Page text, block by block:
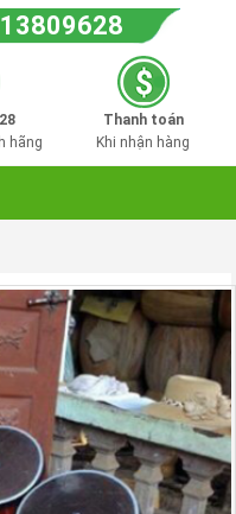
hãng
Thanh toán
Khi nhận hàng